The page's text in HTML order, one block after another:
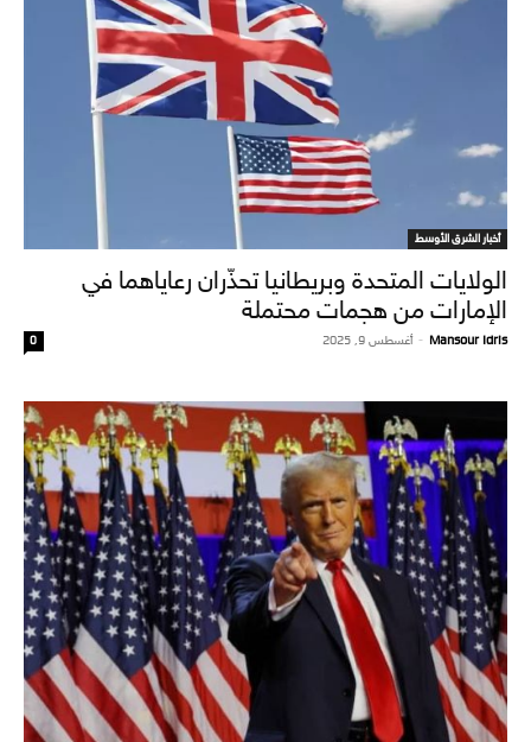
أخبار الشرق الأوسط
الولايات المتحدة وبريطانيا تحذّران رعاياهما في
الإمارات من هجمات محتملة
Mansour Idris
- أغسطس 9, 2025 0